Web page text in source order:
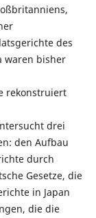
des
waren bisher
rekonstruiert
drei
den Aufbau
durch
Gesetze, die
in Japan
die die